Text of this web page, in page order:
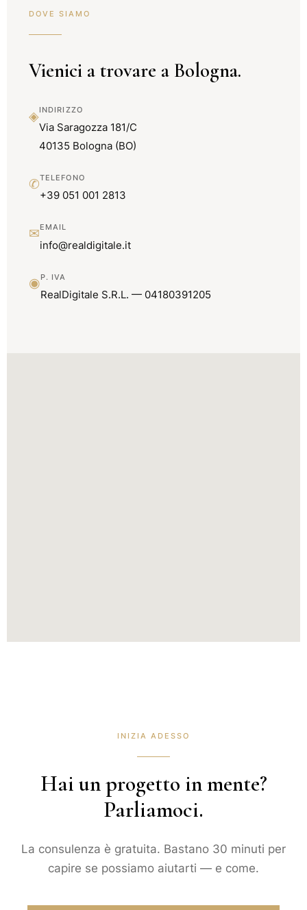
DOVE SIAMO
Vienici a trovare a Bologna.
◈INDIRIZZO
Via Saragozza 181/C
40135 Bologna (BO)
✆TELEFONO
+39 051 001 2813
✉EMAIL
info@realdigitale.it
◉P. IVA
RealDigitale S.R.L. — 04180391205
INIZIA ADESSO
Hai un progetto in mente?
Parliamoci.
La consulenza è gratuita. Bastano 30 minuti per
capire se possiamo aiutarti — e come.